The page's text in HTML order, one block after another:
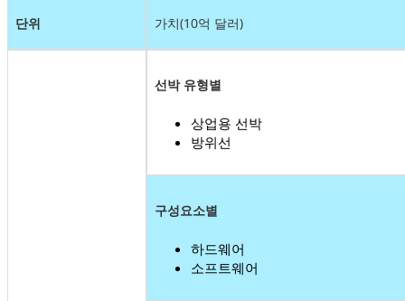
단위 가치(10억 달러)
선박 유형별
상업용 선박
방위선
구성요소별
하드웨어
소프트웨어